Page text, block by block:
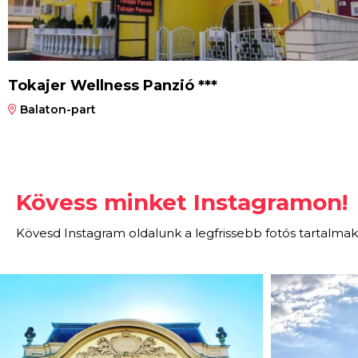
Tokajer Wellness Panzió ***
Balaton-part
Kövess minket Instagramon!
Kövesd Instagram oldalunk a legfrissebb fotós